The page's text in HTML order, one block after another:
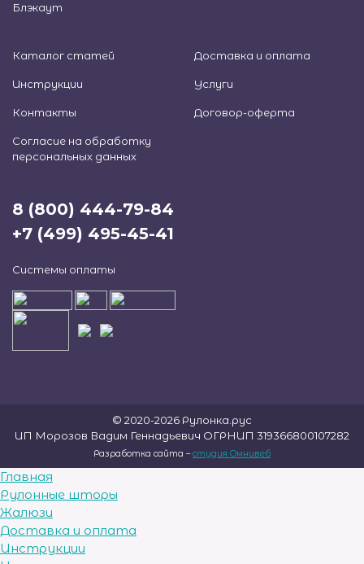
Блэкаут
Каталог статей Доставка и оплата
Инструкции Услуги
Контакты Договор-оферта
Согласие на обработку
персональных данных
8 (800) 444-79-84
+7 (499) 495-45-41
Системы оплаты
© 2020-2026 Рулонка.рус
ИП Морозов Вадим Геннадьевич ОГРНИП 319366800107282
Разработка сайта –студия Омнивеб
Главная
Рулонные шторы
Жалюзи
Доставка и оплата
Инструкции